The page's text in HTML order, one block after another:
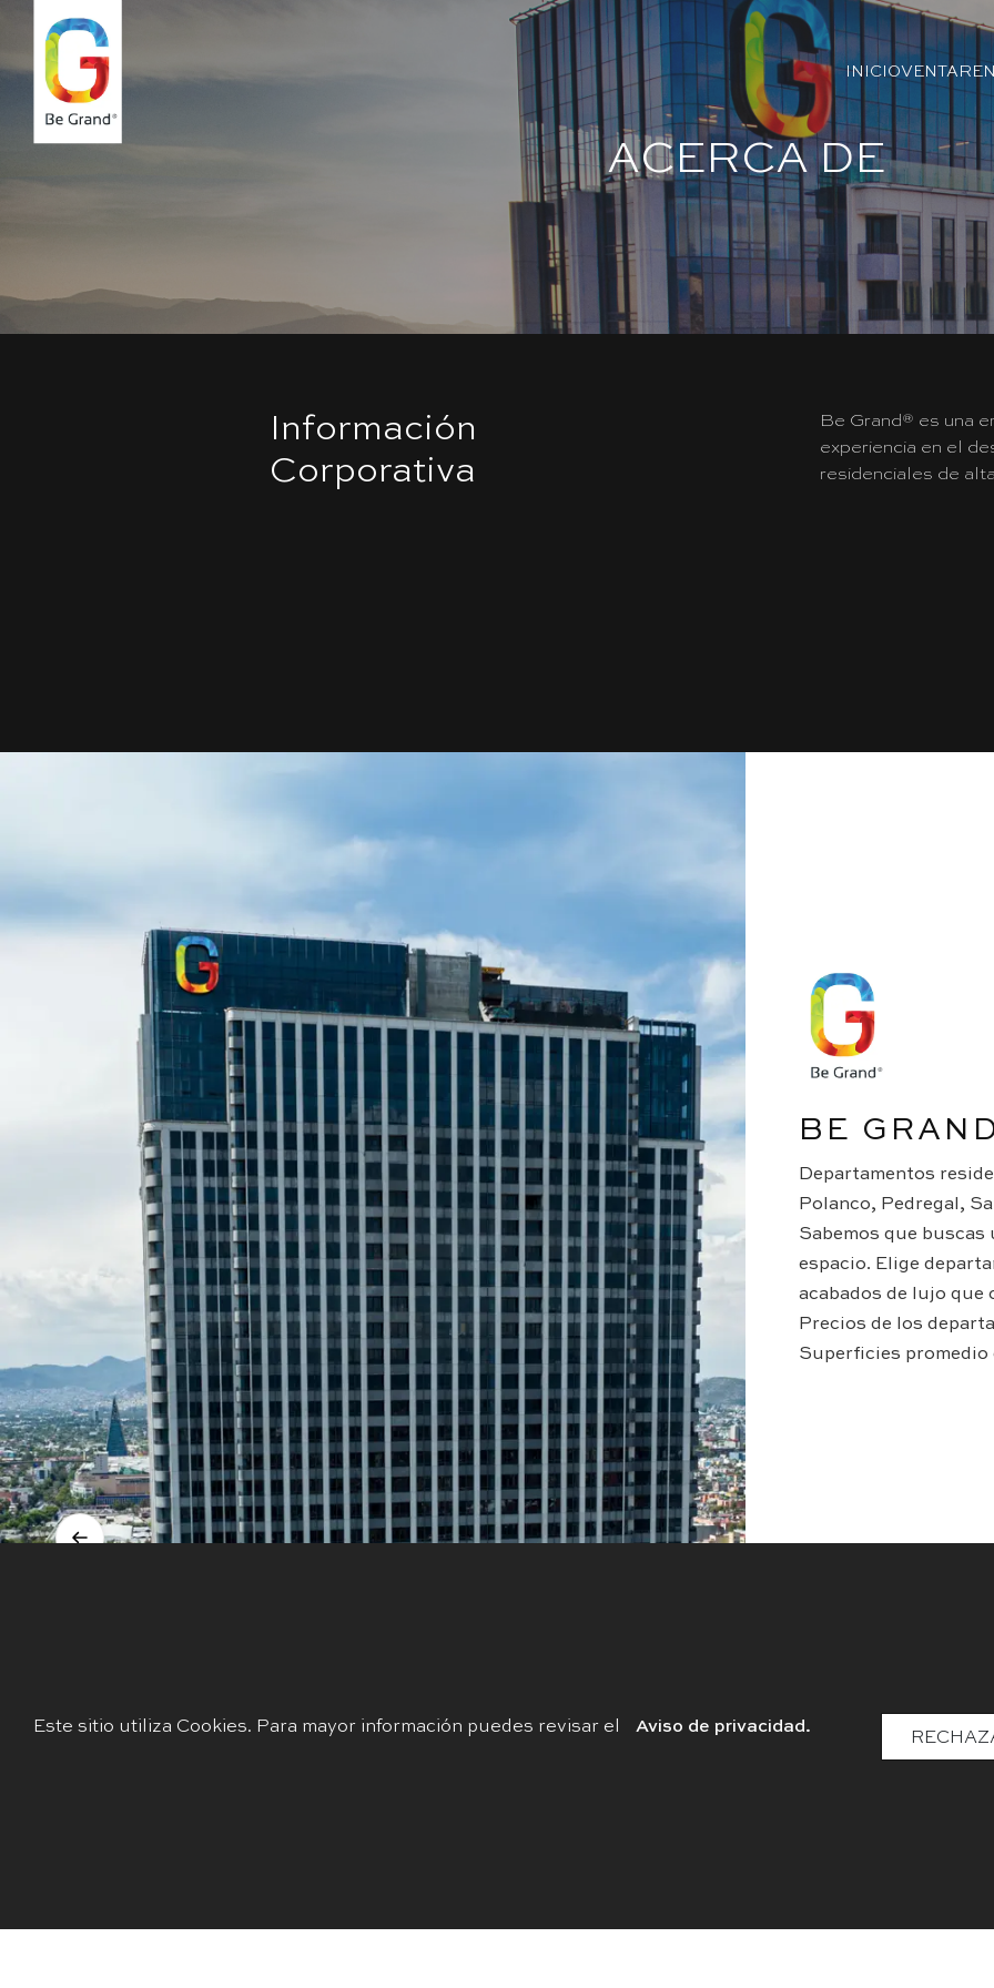
INICIOVENTA
ACERCA DE
Información
Corporativa
Be Grand® es una
experiencia en el
residenciales de
BE
Departamentos
Polanco, Pedregal,
Sabemos que
espacio. Elige
acabados de lujo que
Precios de los
Superficies promedio
Acerca
Gobierno
Responsabilidad
Políticas de
Privacidad
Los elementos e imágenes mostrados en este sitio web son de
Este sitio utiliza Cookies. Para mayor información puedes revisar el Aviso de privacidad.